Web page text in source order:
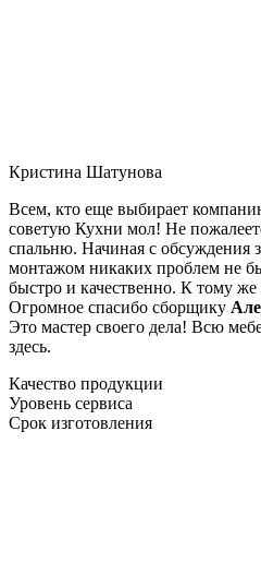
Кристина Шатунова
Всем, кто еще выбирает
советую Кухни мол! Не
спальню. Начиная с обсуждения
монтажом никаких проблем не
быстро и качественно. К тому
Огромное спасибо сборщику
Это мастер своего дела! Всю
здесь.
Качество продукции
Уровень сервиса
Срок изготовления